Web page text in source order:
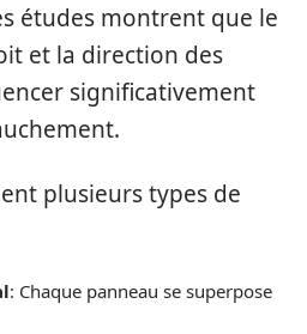
études montrent que le
et la direction des
significativement
plusieurs types de
: Chaque panneau se superpose